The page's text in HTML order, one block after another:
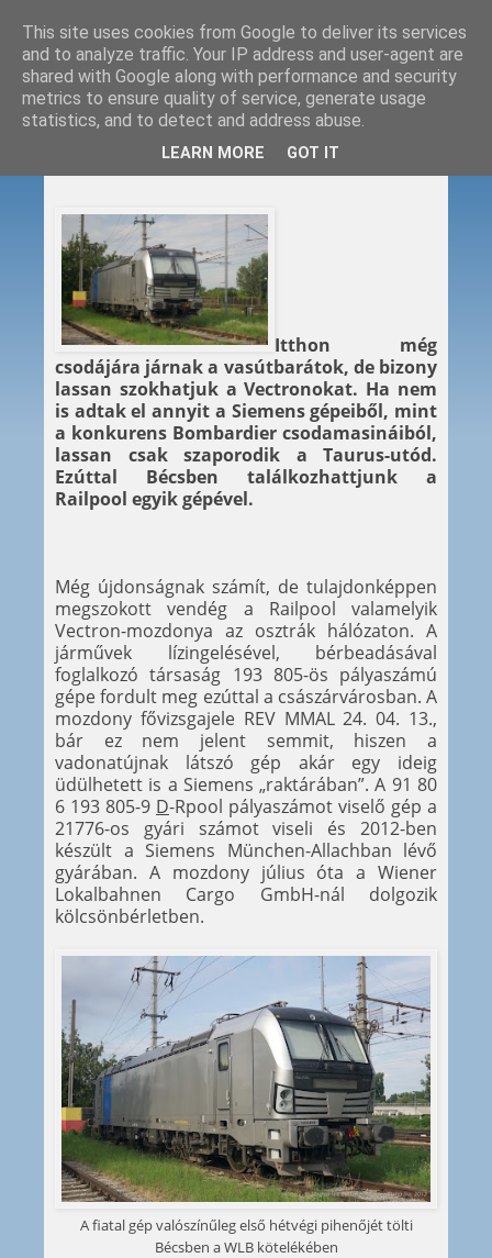
2013. 07. 06.
Bécsi Vectron
Itthon még
csodájára járnak a vasútbarátok, de bizony
lassan szokhatjuk a Vectronokat. Ha nem
is adtak el annyit a Siemens gépeiből, mint
a konkurens Bombardier csodamasináiból,
lassan csak szaporodik a Taurus-utód.
Ezúttal Bécsben találkozhattjunk a
Railpool egyik gépével.
Még újdonságnak számít, de tulajdonképpen
megszokott vendég a Railpool valamelyik
Vectron-mozdonya az osztrák hálózaton. A
járművek lízingelésével, bérbeadásával
foglalkozó társaság 193 805-ös pályaszámú
gépe fordult meg ezúttal a császárvárosban. A
mozdony fővizsgajele REV MMAL 24. 04. 13.,
bár ez nem jelent semmit, hiszen a
vadonatújnak látszó gép akár egy ideig
üdülhetett is a Siemens „raktárában”. A 91 80
6 193 805-9 D-Rpool pályaszámot viselő gép a
21776-os gyári számot viseli és 2012-ben
készült a Siemens München-Allachban lévő
gyárában. A mozdony július óta a Wiener
Lokalbahnen Cargo GmbH-nál dolgozik
kölcsönbérletben.
A fiatal gép valószínűleg első hétvégi pihenőjét tölti
Bécsben a WLB kötelékében
This site uses cookies from Google to deliver its services
and to analyze traffic. Your IP address and user-agent are
shared with Google along with performance and security
metrics to ensure quality of service, generate usage
statistics, and to detect and address abuse.
LEARN MORE GOT IT